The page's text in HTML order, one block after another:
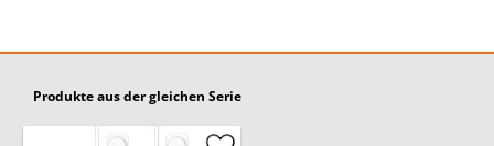
Garantie: 24 Monate(Garantiebedingungen)
Produkte aus der gleichen Serie